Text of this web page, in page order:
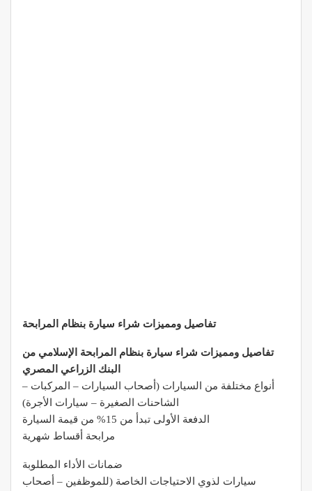
تفاصيل ومميزات شراء سيارة بنظام المرابحة
تفاصيل ومميزات شراء سيارة بنظام المرابحة الإسلامي من
البنك الزراعي المصري
أنواع مختلفة من السيارات (أصحاب السيارات – المركبات –
الشاحنات الصغيرة – سيارات الأجرة)
الدفعة الأولى تبدأ من 15% من قيمة السيارة
مرابحة أقساط شهرية
ضمانات الأداء المطلوبة
سيارات لذوي الاحتياجات الخاصة (للموظفين – أصحاب